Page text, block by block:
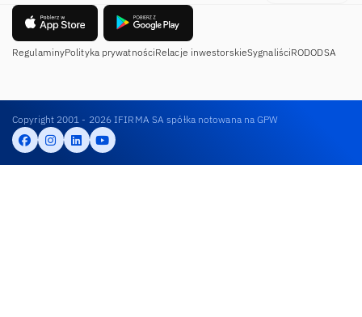
RegulaminyPolityka prywatnościRelacje inwestorskieSygnaliściRODODSA
Copyright 2001 - 2026 IFIRMA SA spółka notowana na GPW